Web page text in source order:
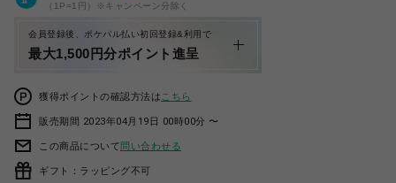
（1P=1円）※キャンペーン分除く
会員登録後、ポケパル払い初回登録&利用で
最大1,500円分ポイント進呈
獲得ポイントの確認方法は こちら
販売期間 2023年04月19日 00時00分 〜
この商品について問い合わせる
ギフト：ラッピング不可